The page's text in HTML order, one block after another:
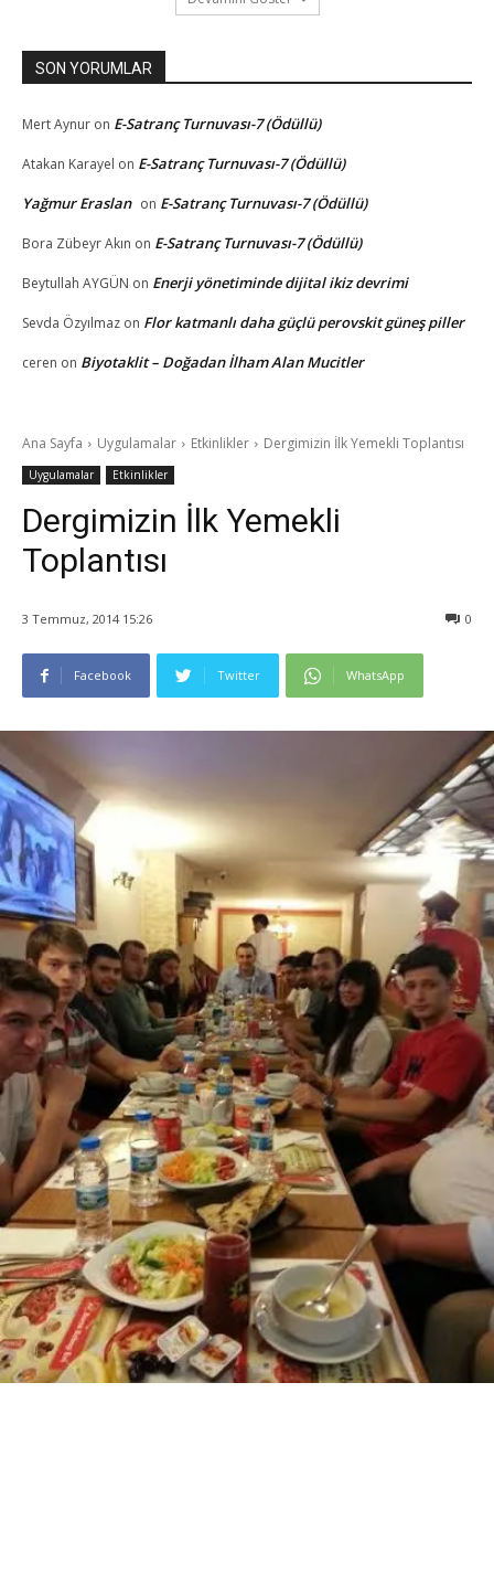
SON YORUMLAR
Mert Aynur on E-Satranç Turnuvası-7 (Ödüllü)
Atakan Karayel on E-Satranç Turnuvası-7 (Ödüllü)
Yağmur Eraslan on E-Satranç Turnuvası-7 (Ödüllü)
Bora Zübeyr Akın on E-Satranç Turnuvası-7 (Ödüllü)
Beytullah AYGÜN on Enerji yönetiminde dijital ikiz devrimi
Sevda Özyılmaz on Flor katmanlı daha güçlü perovskit güneş piller
ceren on Biyotaklit – Doğadan İlham Alan Mucitler